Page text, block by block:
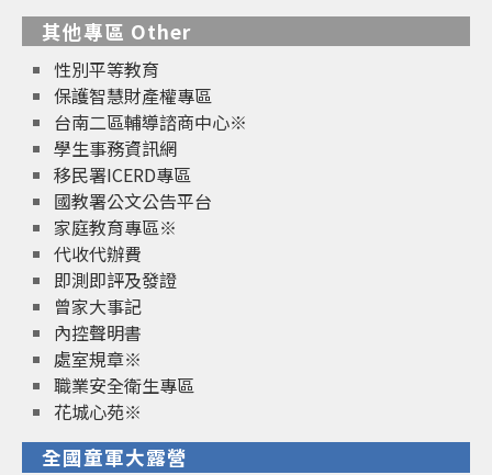
其他專區 Other
性別平等教育
保護智慧財產權專區
台南二區輔導諮商中心※
學生事務資訊網
移民署ICERD專區
國教署公文公告平台
家庭教育專區※
代收代辦費
即測即評及發證
曾家大事記
內控聲明書
處室規章※
職業安全衛生專區
花城心苑※
全國童軍大露營